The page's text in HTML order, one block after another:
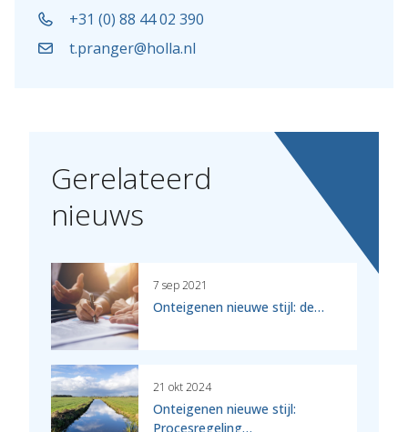
+31 (0) 88 44 02 390
t.pranger@holla.nl
Gerelateerd
nieuws
7 sep 2021
Onteigenen nieuwe stijl: de…
21 okt 2024
Onteigenen nieuwe stijl:
Procesregeling…